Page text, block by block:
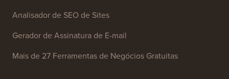
Analisador de SEO de Sites
Gerador de Assinatura de E-mail
Mais de 27 Ferramentas de Negócios Gratuitas